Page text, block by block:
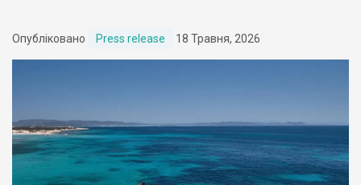
Опубліковано Press release 18 Травня, 2026